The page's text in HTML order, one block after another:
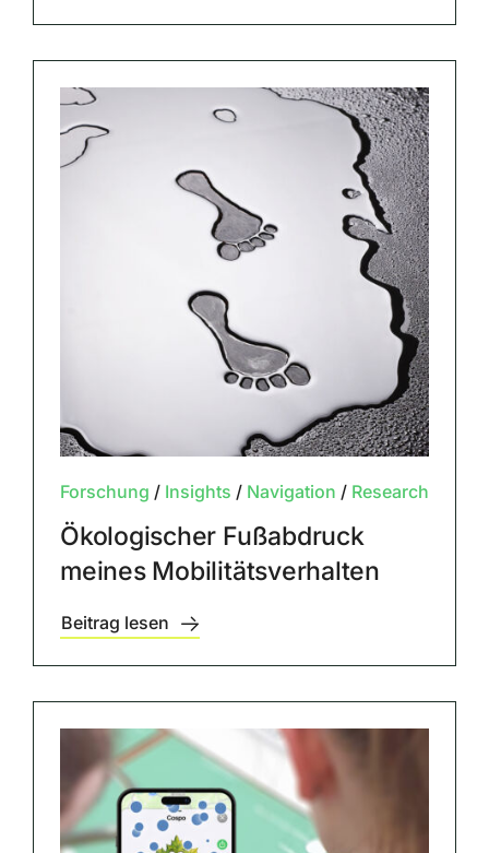
Forschung / Insights / Navigation / Research
Ökologischer Fußabdruck
meines Mobilitätsverhalten
Beitrag lesen